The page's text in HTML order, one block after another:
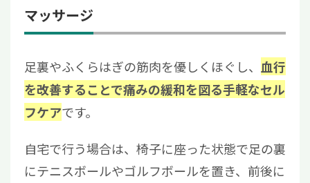
マッサージ
足裏やふくらはぎの筋肉を優しくほぐし、 血行
を改善することで痛みの緩和を図る手軽なセル
フケアです。
自宅で行う場合は、椅子に座った状態で足の裏
にテニスボールやゴルフボールを置き、前後に